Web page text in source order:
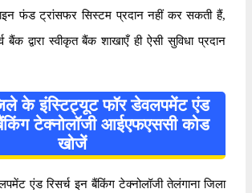
फंड ट्रांसफर सिस्टम प्रदान नहीं कर सकती हैं,
बैंक द्वारा स्वीकृत बैंक शाखाएँ ही ऐसी सुविधा प्रदान
के इंस्टिट्यूट फॉर डेवलपमेंट एंड
टेक्नोलॉजी आईएफएससी कोड
खोजें
एंड रिसर्च इन बैंकिंग टेक्नोलॉजी तेलंगाना जिला